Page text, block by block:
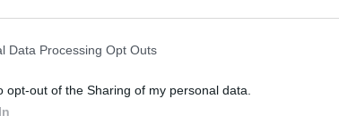
Data Processing Opt Outs
opt-out of the Sharing of my personal data.
Ulmów
porozumienie rozpoczynające formalną